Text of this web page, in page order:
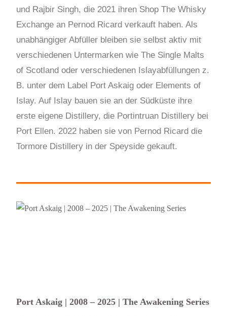
und Rajbir Singh, die 2021 ihren Shop The Whisky
Exchange an Pernod Ricard verkauft haben. Als
unabhängiger Abfüller bleiben sie selbst aktiv mit
verschiedenen Untermarken wie The Single Malts
of Scotland oder verschiedenen Islayabfüllungen z.
B. unter dem Label Port Askaig oder Elements of
Islay. Auf Islay bauen sie an der Südküste ihre
erste eigene Distillery, die Portintruan Distillery bei
Port Ellen. 2022 haben sie von Pernod Ricard die
Tormore Distillery in der Speyside gekauft.
Port Askaig | 2008 – 2025 | The Awakening Series